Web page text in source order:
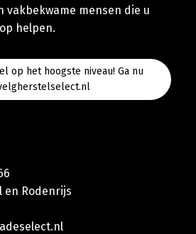
vakbekwame mensen die u
helpen.
op het hoogste niveau! Ga nu
en Rodenrijs